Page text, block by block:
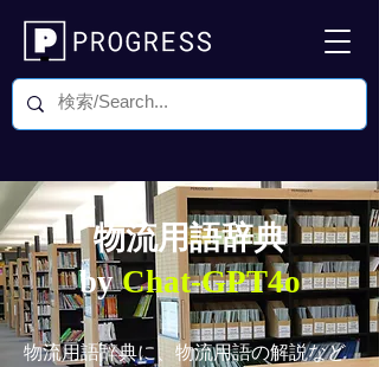
物流用語辞典
byChat-GPT4o
物流用語辞典に、物流用語の解説など